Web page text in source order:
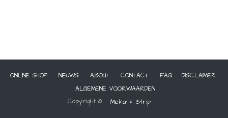
ONLINE SHOP NIEUWS ABOUT CONTACT FAQ
DISCLAIMER
ALGEMENE VOORWAARDEN
Copyright ©
Mekanik Strip